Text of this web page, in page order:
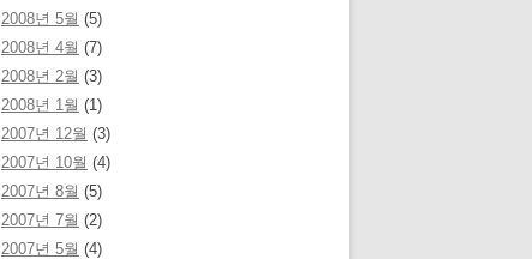
2008년 5월 (5)
2008년 4월 (7)
2008년 2월 (3)
2008년 1월 (1)
2007년 12월 (3)
2007년 10월 (4)
2007년 8월 (5)
2007년 7월 (2)
2007년 5월 (4)